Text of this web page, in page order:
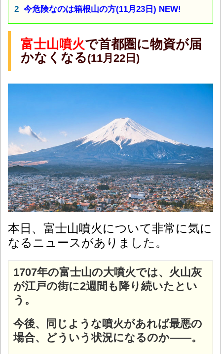
今危険なのは箱根山の方(11月23日) NEW!
富士山噴火で首都圏に物資が届
かなくなる(11月22日)
本日、富士山噴火について非常に気に
なるニュースがありました。
1707年の富士山の大噴火では、火山灰
が江戸の街に2週間も降り続いたとい
う。
今後、同じような噴火があれば最悪の
場合、どういう状況になるのか――。